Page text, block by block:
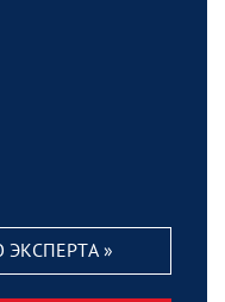
ЭКСПЕРТА »